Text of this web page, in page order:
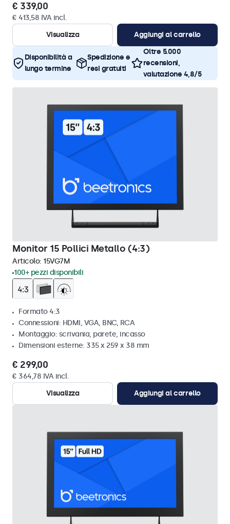
€ 339,00
€ 413,58 IVA incl.
Visualizza
Aggiungi al carrello
Disponibilità a
lungo termine
Spedizione e
resi gratuiti
Oltre 5.000
recensioni,
valutazione 4,8/5
Monitor 15 Pollici Metallo (4:3)
Articolo: 15VG7M
100+ pezzi disponibili
Formato 4:3
Connessioni: HDMI, VGA, BNC, RCA
Montaggio: scrivania, parete, incasso
Dimensioni esterne: 335 x 259 x 38 mm
€ 299,00
€ 364,78 IVA incl.
Visualizza
Aggiungi al carrello